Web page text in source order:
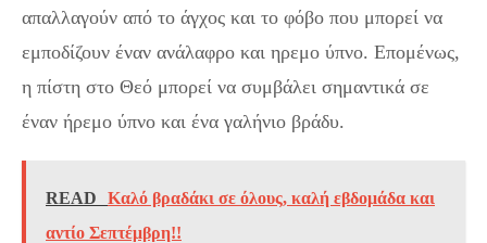
απαλλαγούν από το άγχος και το φόβο που μπορεί να
εμποδίζουν έναν ανάλαφρο και ηρεμο ύπνο. Επομένως,
η πίστη στο Θεό μπορεί να συμβάλει σημαντικά σε
έναν ήρεμο ύπνο και ένα γαλήνιο βράδυ.
READ
Καλό βραδάκι σε όλους, καλή εβδομάδα και
αντίο Σεπτέμβρη!!